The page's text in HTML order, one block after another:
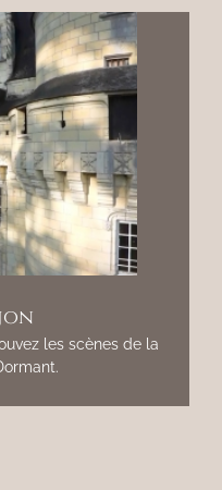
les scènes de la